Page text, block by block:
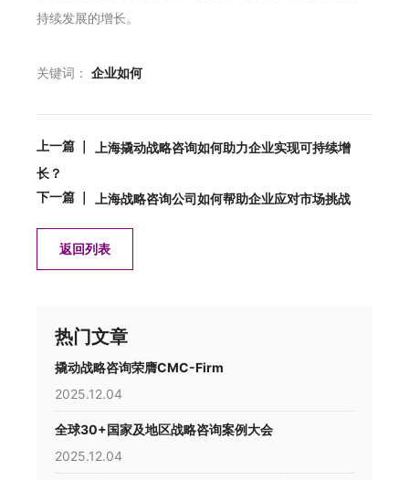
持续发展的增长。
关键词： 企业如何
上一篇 ｜
上海撬动战略咨询如何助力企业实现可持续增
长？
下一篇 ｜
上海战略咨询公司如何帮助企业应对市场挑战
返回列表
热门文章
撬动战略咨询荣膺CMC-Firm
2025.12.04
全球30+国家及地区战略咨询案例大会
2025.12.04